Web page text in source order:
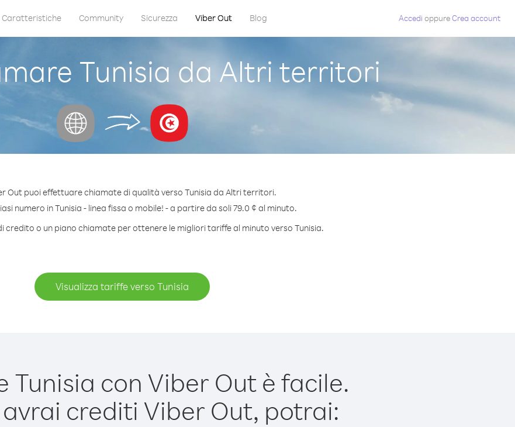
Caratteristiche Community Sicurezza Viber Out Blog Accedi oppureCrea account
Tunisia da Altri territori
Out puoi effettuare chiamate di qualità verso Tunisia da Altri territori.
numero in Tunisia - linea fissa o mobile! - a partire da soli 79.0 ¢ al minuto.
credito o un piano chiamate per ottenere le migliori tariffe al minuto verso Tunisia.
Visualizza tariffe verso Tunisia
Tunisia con Viber Out è facile.
crediti Viber Out, potrai: